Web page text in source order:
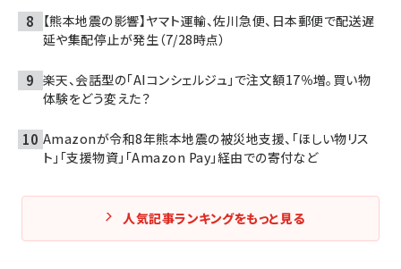
【熊本地震の影響】ヤマト運輸、佐川急便、日本郵便で配送遅
延や集配停止が発生（7/28時点）
楽天、会話型の「AIコンシェルジュ」で注文額17％増。買い物
体験をどう変えた？
Amazonが令和8年熊本地震の被災地支援、「ほしい物リス
ト」「支援物資」「Amazon Pay」経由での寄付など
人気記事ランキングをもっと見る